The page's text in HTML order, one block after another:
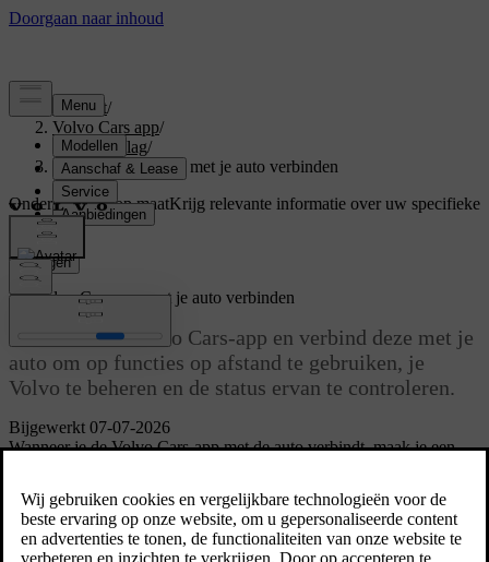
Support/
Volvo Cars app/
Aan de slag/
De Volvo Cars-app met je auto verbinden
Ondersteuning op maatKrijg relevante informatie over uw specifieke
auto.
Inloggen
Bijgewerkt 07-07-2026
De Volvo Cars-app met je auto verbinden
Download de Volvo Cars-app en verbind deze met je
auto om op functies op afstand te gebruiken, je
Volvo te beheren en de status ervan te controleren.
Wanneer je de Volvo Cars-app met de auto verbindt, maak je een